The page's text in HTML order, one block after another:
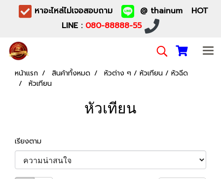
หาอะไหล่ไม่เจอสอบถาม
@ thainum HOT
LINE : 080-88888-55
หน้าแรก สินค้าทั้งหมด
หัวต่าง ๆ / หัวเทียน / หัวฉีด
หัวเทียน
หัวเทียน
เรียงตาม